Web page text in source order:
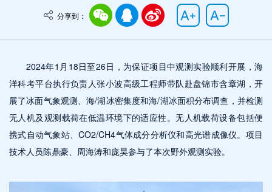
分享到：
2024年1月18日至26日，为保证项目中观测实验顺利开展，海
洋科考平台执行负责人张小波高级工程师带队赴盘锦市含章湖，开
展了冰面气象观测、海/湖冰密集度和海/湖冰面积分布调查，并检测
无人机及观测载荷在低温环境下的适应性。无人机载荷设备包括便
携式自动气象站、CO2/CH4气体成分分析仪和高光谱成像仪。项目
技术人员陈鼎豪、周海涛和庞昊参与了本次野外观测实验。